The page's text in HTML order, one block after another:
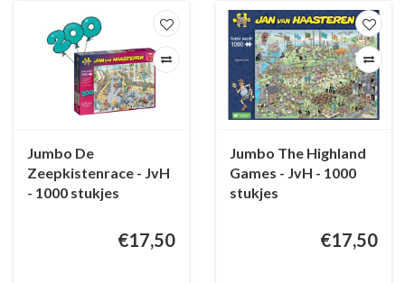
Jumbo De
Zeepkistenrace - JvH
- 1000 stukjes
€17,50
Jumbo The Highland
Games - JvH - 1000
stukjes
€17,50